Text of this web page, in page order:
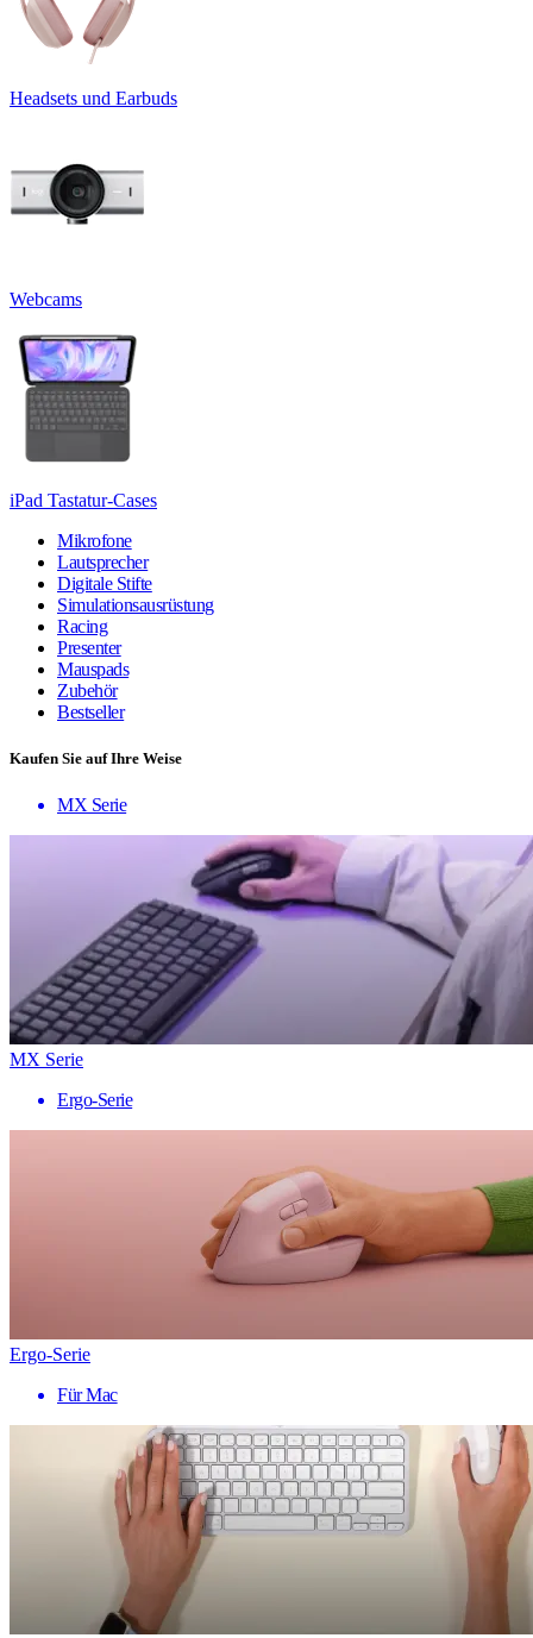
Headsets und Earbuds
Webcams
iPad Tastatur-Cases
Mikrofone
Lautsprecher
Digitale Stifte
Simulationsausrüstung
Racing
Presenter
Mauspads
Zubehör
Bestseller
Kaufen Sie auf Ihre Weise
MX Serie
MX Serie
Ergo-Serie
Ergo-Serie
Für Mac